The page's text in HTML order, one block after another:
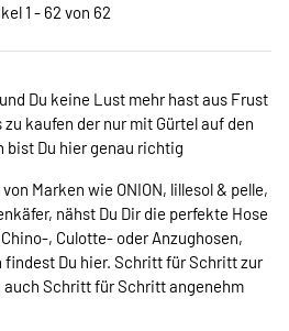
1 - 62 von 62
Du keine Lust mehr hast aus Frust
kaufen der nur mit Gürtel auf den
bist Du hier genau richtig
Marken wie ONION, lillesol & pelle,
nähst Du Dir die perfekte Hose
, Culotte- oder Anzughosen,
Du hier. Schritt für Schritt zur
auch Schritt für Schritt angenehm